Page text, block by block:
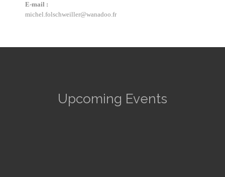
E-mail :
michel.folschweiller@wanadoo.fr
Upcoming Events